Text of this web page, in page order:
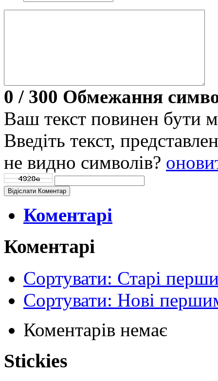
0 / 300 Обмежання
Ваш текст повинен бути
Введіть текст,
не видно символів?
Відіслати Коментар
Коментарі
Коментарі
Сортувати: Старі
Сортувати: Нові
Коментарів немає
Stickies